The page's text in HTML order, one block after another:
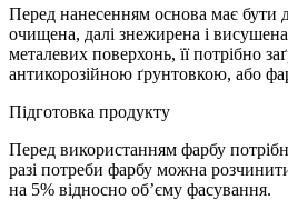
Перед нанесенням основа має бути
очищена, далі знежирена і
металевих поверхонь, її потрібно
антикорозійною ґрунтовкою, або
Підготовка продукту
Перед використанням фарбу
разі потреби фарбу можна
на 5% відносно об’єму фасування.